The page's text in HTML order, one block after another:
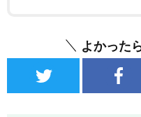
よかった